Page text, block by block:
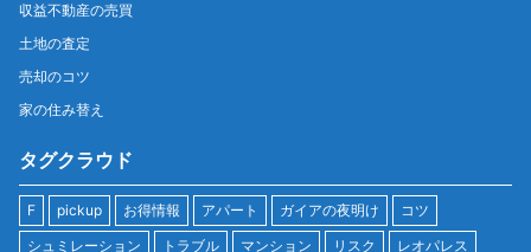
収益不動産の売買
土地の査定
売却のコツ
家の住み替え
タグクラウド
F pickup お得情報 アパート ガイアの夜明け
コツ
シュミレーション
トラブル マンション リスク レオパレス